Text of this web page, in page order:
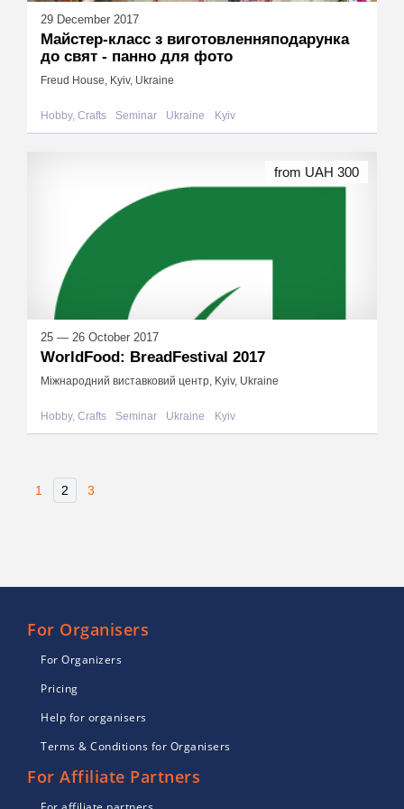
29 December 2017
Майстер-класс з виготовленняподарунка
до свят - панно для фото
Freud House, Kyiv, Ukraine
Hobby, Crafts Seminar Ukraine Kyiv
25 — 26 October 2017
WorldFood: BreadFestival 2017
Міжнародний виставковий центр, Kyiv, Ukraine
Hobby, Crafts Seminar Ukraine Kyiv
from UAH 300
1 2 3
For Organisers
For Organizers
Pricing
Help for organisers
Terms & Conditions for Organisers
For Affiliate Partners